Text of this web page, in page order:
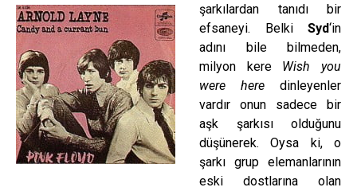
şarkılardan tanıdı bir
efsaneyi. Belki Syd‘in
adını bile bilmeden,
milyon kere Wish you
were here dinleyenler
vardır onun sadece bir
aşk şarkısı olduğunu
düşünerek. Oysa ki, o
şarkı grup elemanlarının
eski dostlarına olan